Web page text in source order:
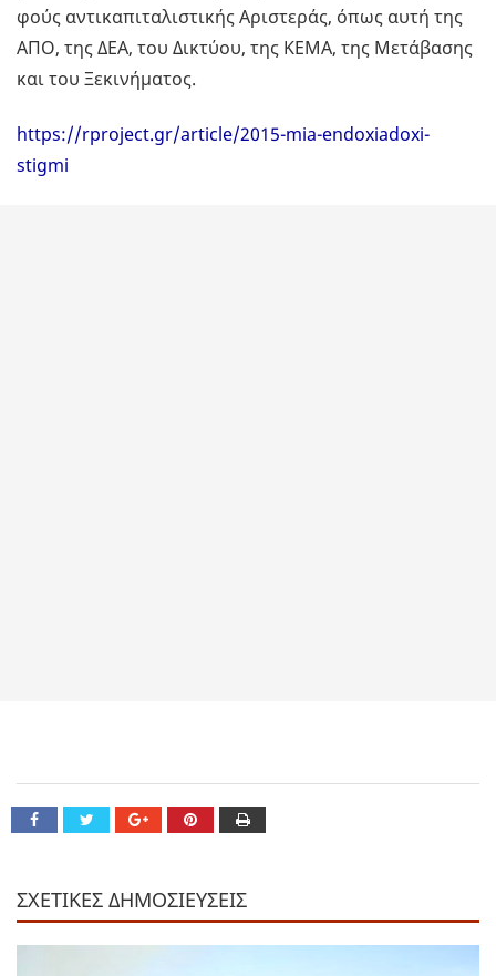
φούς αντι­κα­πι­τα­λι­στι­κής Αρι­στε­ράς, όπως αυτή της
ΑΠΟ, της ΔΕΑ, του Δι­κτύ­ου, της ΚΕΜΑ, της Με­τά­βα­σης
και του Ξε­κι­νή­μα­τος.
https://rproject.gr/article/2015-mia-endoxiadoxi-
stigmi
ΣΧΕΤΙΚΕΣ ΔΗΜΟΣΙΕΥΣΕΙΣ